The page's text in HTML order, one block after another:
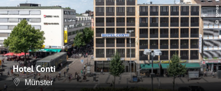
Hotel Conti
Münster
© tomas